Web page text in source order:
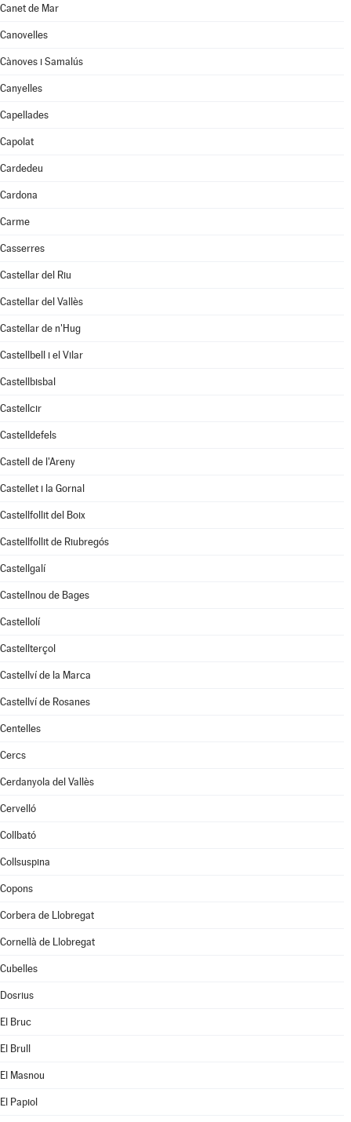
Canet de Mar
Canovelles
Cànoves i Samalús
Canyelles
Capellades
Capolat
Cardedeu
Cardona
Carme
Casserres
Castellar del Riu
Castellar del Vallès
Castellar de n'Hug
Castellbell i el Vilar
Castellbisbal
Castellcir
Castelldefels
Castell de l'Areny
Castellet i la Gornal
Castellfollit del Boix
Castellfollit de Riubregós
Castellgalí
Castellnou de Bages
Castellolí
Castellterçol
Castellví de la Marca
Castellví de Rosanes
Centelles
Cercs
Cerdanyola del Vallès
Cervelló
Collbató
Collsuspina
Copons
Corbera de Llobregat
Cornellà de Llobregat
Cubelles
Dosrius
El Bruc
El Brull
El Masnou
El Papiol